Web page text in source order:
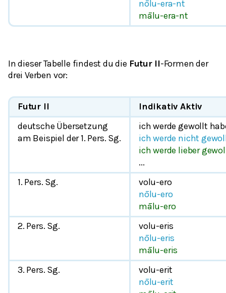
nōlu-era-nt
mālu-era-nt
In dieser Tabelle findest du die Futur II-Formen der
drei Verben vor:
Futur II
Indikativ Aktiv
deutsche Übersetzung
am Beispiel der 1. Pers. Sg.
ich werde gewollt
ich werde nicht
ich werde lieber
...
1. Pers. Sg.
volu-ero
nōlu-ero
mālu-ero
2. Pers. Sg.
volu-eris
nōlu-eris
mālu-eris
3. Pers. Sg.
volu-erit
nōlu-erit